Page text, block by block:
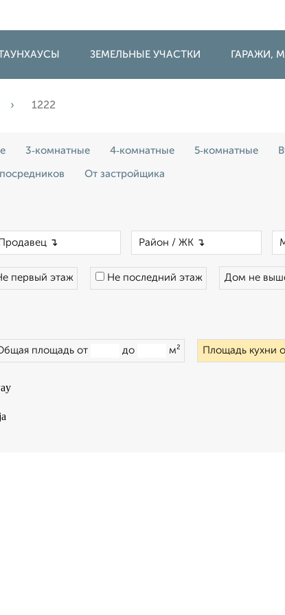
ЗЕМЕЛЬНЫЕ УЧАСТКИ ГАРАЖИ,
1222
3‑комнатные 4‑комнатные 5‑комнатные
посредников От застройщика
первый этаж Не последний этаж Дом не
площадь от до м² Площадь кухни